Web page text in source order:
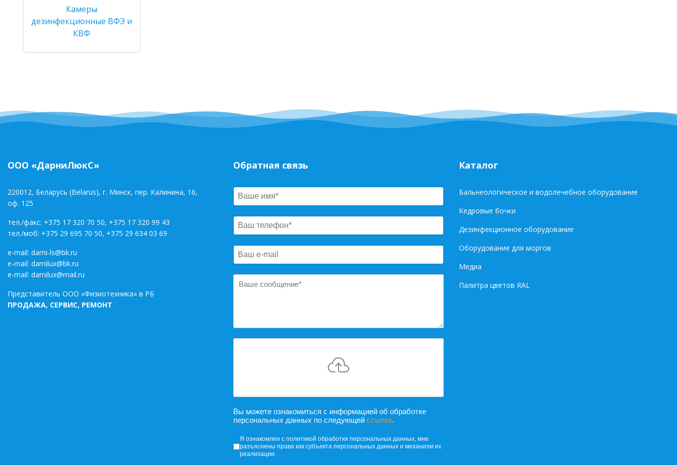
Камеры
дезинфекционные ВФЭ и
КВФ
ООО «ДарниЛюкС»
220012, Беларусь (Belarus), г. Минск, пер. Калинина, 16,
оф. 125
тел./факс: +375 17 320 70 50, +375 17 320 99 43
тел./моб: +375 29 695 70 50, +375 29 634 03 69
e-mail: darni-ls@bk.ru
e-mail: darnilux@bk.ru
e-mail: darnilux@mail.ru
Представитель ООО «Физиотехника» в РБ
ПРОДАЖА, СЕРВИС, РЕМОНТ
Обратная связь
Вы можете ознакомиться с информацией об обработке
персональных данных по следующей ссылке.
Согласие на обработку персональных данных
Я ознакомлен с политикой обработки персональных данных, мне
разъяснены права как субъекта персональных данных и механизм их
реализации.
Каталог
Бальнеологическое и водолечебное оборудование
Кедровые бочки
Дезинфекционное оборудование
Оборудование для моргов
Медиа
Палитра цветов RAL